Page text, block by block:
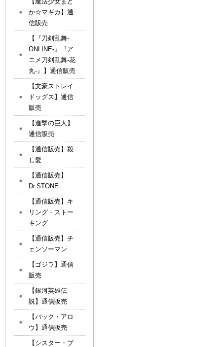
か☆マギカ】通
信販売
【『刀剣乱舞-
ONLINE-』『ア
ニメ刀剣乱舞-花
丸-』】通信販売
【文豪ストレイ
ドッグス】通信
販売
【進撃の巨人】
通信販売
【通信販売】殺
し愛
【通信販売】
Dr.STONE
【通信販売】キ
リング・ストー
キング
【通信販売】チ
ェンソーマン
【ゴジラ】通信
販売
【銀河英雄伝
説】通信販売
【バック・アロ
ウ】通信販売
【シスター・プ